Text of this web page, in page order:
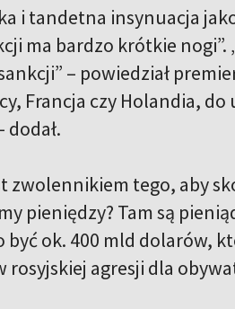
i tandetna insynuacja
ma bardzo krótkie
– powiedział
Francja czy Holandia,
dodał.
zwolennikiem tego, aby
pieniędzy? Tam są
ok. 400 mld dolarów,
rosyjskiej agresji dla